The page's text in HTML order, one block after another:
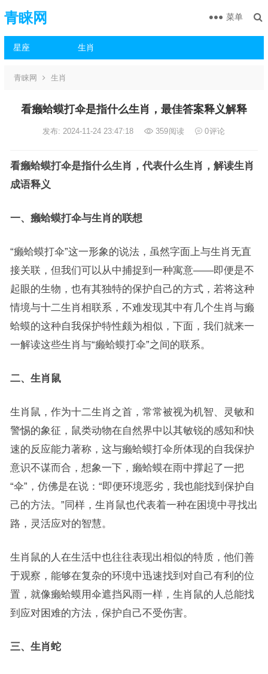
青睐网
星座 生肖
菜单
青睐网 生肖
看癞蛤蟆打伞是指什么生肖，最佳答案释义解释
发布: 2024-11-24 23:47:18 359阅读 0评论
看癞蛤蟆打伞是指什么生肖，代表什么生肖，解读生肖
成语释义
一、癞蛤蟆打伞与生肖的联想
“癞蛤蟆打伞”这一形象的说法，虽然字面上与生肖无直
接关联，但我们可以从中捕捉到一种寓意——即便是不
起眼的生物，也有其独特的保护自己的方式，若将这种
情境与十二生肖相联系，不难发现其中有几个生肖与癞
蛤蟆的这种自我保护特性颇为相似，下面，我们就来一
一解读这些生肖与“癞蛤蟆打伞”之间的联系。
二、生肖鼠
生肖鼠，作为十二生肖之首，常常被视为机智、灵敏和
警惕的象征，鼠类动物在自然界中以其敏锐的感知和快
速的反应能力著称，这与癞蛤蟆打伞所体现的自我保护
意识不谋而合，想象一下，癞蛤蟆在雨中撑起了一把
“伞”，仿佛是在说：“即便环境恶劣，我也能找到保护自
己的方法。”同样，生肖鼠也代表着一种在困境中寻找出
路，灵活应对的智慧。
生肖鼠的人在生活中也往往表现出相似的特质，他们善
于观察，能够在复杂的环境中迅速找到对自己有利的位
置，就像癞蛤蟆用伞遮挡风雨一样，生肖鼠的人总能找
到应对困难的方法，保护自己不受伤害。
三、生肖蛇